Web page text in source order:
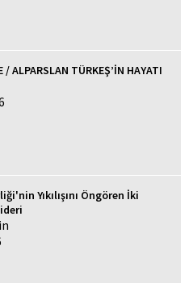
/ ALPARSLAN TÜRKEŞ’İN HAYATI
Yıkılışını Öngören İki